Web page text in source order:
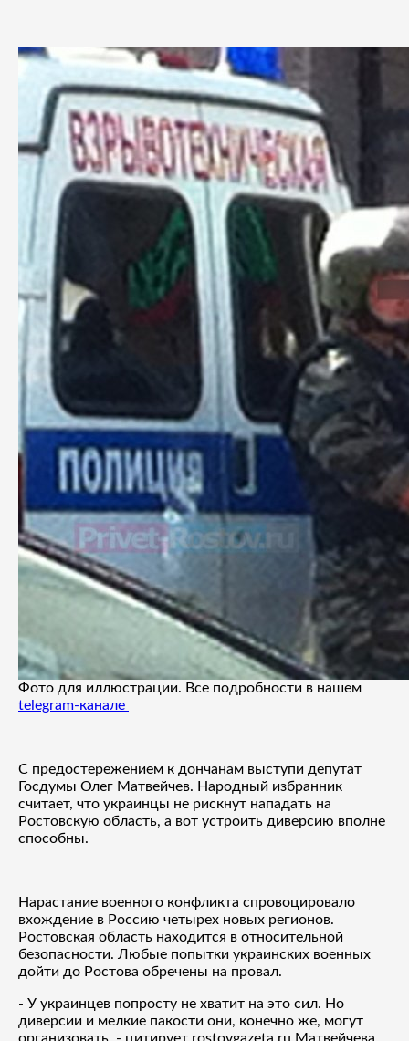
Фото для иллюстрации. Все подробности в нашем
telegram-канале
С предостережением к дончанам выступи депутат
Госдумы Олег Матвейчев. Народный избранник
считает, что украинцы не рискнут нападать на
Ростовскую область, а вот устроить диверсию вполне
способны.
Нарастание военного конфликта спровоцировало
вхождение в Россию четырех новых регионов.
Ростовская область находится в относительной
безопасности. Любые попытки украинских военных
дойти до Ростова обречены на провал.
- У украинцев попросту не хватит на это сил. Но
диверсии и мелкие пакости они, конечно же, могут
организовать, - цитирует rostovgazeta.ru Матвейчевa.